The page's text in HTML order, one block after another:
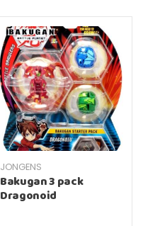
JONGENS
Bakugan 3 pack
Dragonoid